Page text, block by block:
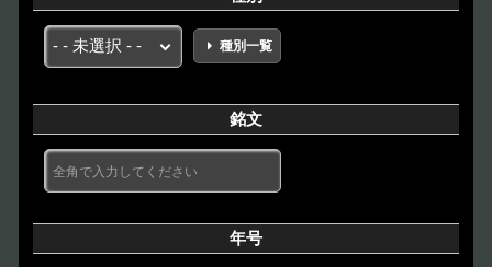
種別一覧
銘文
年号